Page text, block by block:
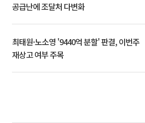
공급난에 조달처 다변화
최태원·노소영 '9440억 분할' 판결, 이번주
재상고 여부 주목